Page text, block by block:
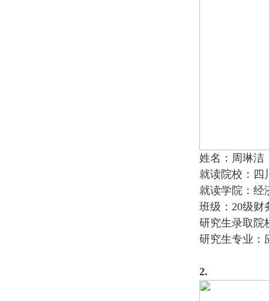
姓名：周琳洁
就读院校：
就读学院：经
班级：20级财
研究生录取院
研究生专业：
2.